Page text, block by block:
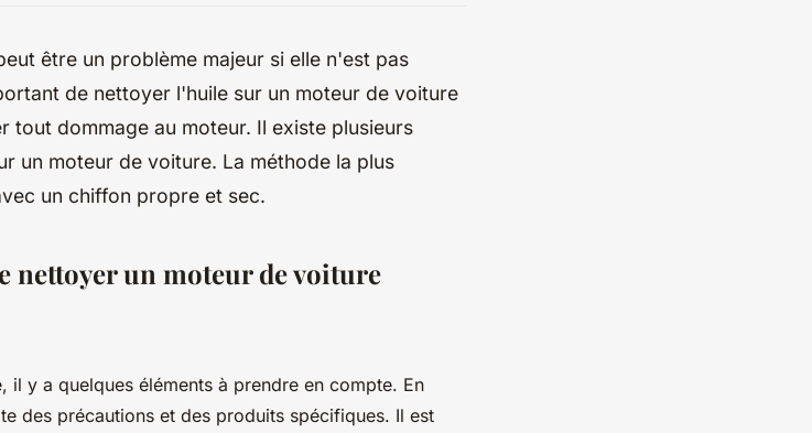
être un problème majeur si elle n'est pas
de nettoyer l'huile sur un moteur de voiture
tout dommage au moteur. Il existe plusieurs
un moteur de voiture. La méthode la plus
un chiffon propre et sec.
nettoyer un moteur de voiture
il y a quelques éléments à prendre en compte. En
des précautions et des produits spécifiques. Il est